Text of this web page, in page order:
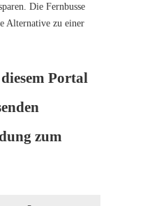
Die Fernbusse
Alternative zu einer
Portal
zum